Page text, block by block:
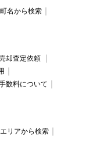
町名から検索
却査定依頼
数料について
エリアから検索